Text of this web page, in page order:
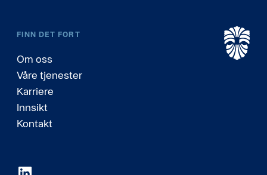
FINN DET FORT
Om oss
Våre tjenester
Karriere
Innsikt
Kontakt